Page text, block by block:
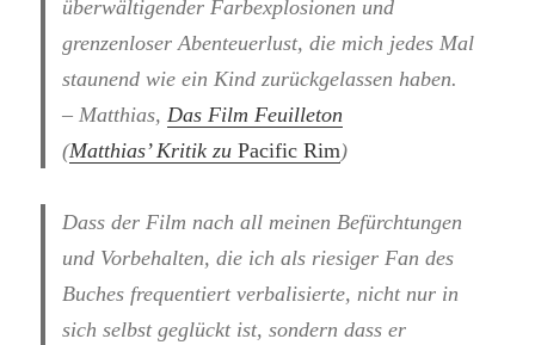
überwältigender Farbexplosionen und
grenzenloser Abenteuerlust, die mich jedes Mal
staunend wie ein Kind zurückgelassen haben.
– Matthias, Das Film Feuilleton
(Matthias’ Kritik zuPacific Rim)
Dass der Film nach all meinen Befürchtungen
und Vorbehalten, die ich als riesiger Fan des
Buches frequentiert verbalisierte, nicht nur in
sich selbst geglückt ist, sondern dass er